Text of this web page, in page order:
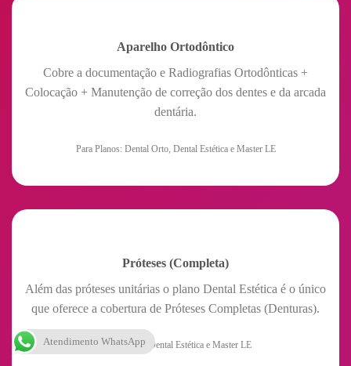
Aparelho Ortodôntico
Cobre a documentação e Radiografias Ortodônticas +
Colocação + Manutenção de correção dos dentes e da arcada
dentária.
Para Planos: Dental Orto, Dental Estética e Master LE
Próteses (Completa)
Além das próteses unitárias o plano Dental Estética é o único
que oferece a cobertura de Próteses Completas (Denturas).
Para Planos: Dental Estética e Master LE
Atendimento WhatsApp